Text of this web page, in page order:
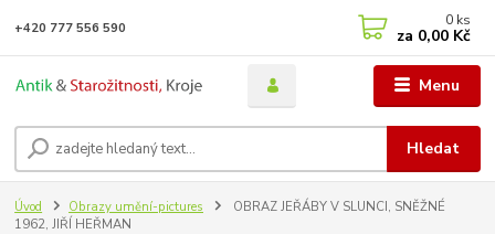
Menu
Hledat
+420 777 556 590 0 ks
za 0,00 Kč
Úvod Obrazy umění-pictures
OBRAZ JEŘÁBY V SLUNCI, SNĚŽNÉ
1962, JIŘÍ HEŘMAN